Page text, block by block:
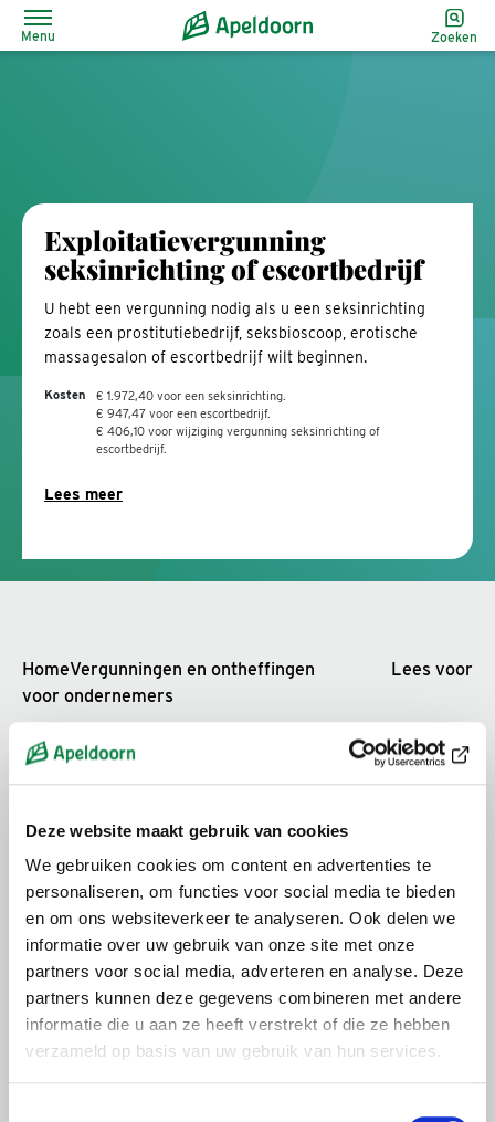
Deze website maakt gebruik van cookies
We gebruiken cookies om content en advertenties te
personaliseren, om functies voor social media te bieden
en om ons websiteverkeer te analyseren. Ook delen we
informatie over uw gebruik van onze site met onze
partners voor social media, adverteren en analyse. Deze
partners kunnen deze gegevens combineren met andere
informatie die u aan ze heeft verstrekt of die ze hebben
verzameld op basis van uw gebruik van hun services.
Menu Zoeken
Exploitatievergunning
seksinrichting of escortbedrijf
U hebt een vergunning nodig als u een seksinrichting
zoals een prostitutiebedrijf, seksbioscoop, erotische
massagesalon of escortbedrijf wilt beginnen.
Kosten
€ 1.972,40 voor een seksinrichting.
€ 947,47 voor een escortbedrijf.
€ 406,10 voor wijziging vergunning seksinrichting of
escortbedrijf.
Lees meer
HomeVergunningen en ontheffingen
voor ondernemers
Lees voor
Aanvragen
Kosten
Voorwaarden